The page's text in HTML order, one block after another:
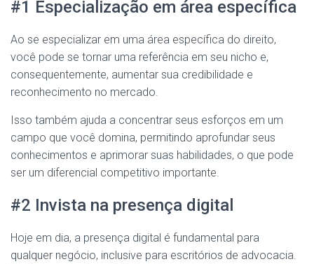
#1 Especialização em área específica
Ao se especializar em uma área específica do direito,
você pode se tornar uma referência em seu nicho e,
consequentemente, aumentar sua credibilidade e
reconhecimento no mercado.
Isso também ajuda a concentrar seus esforços em um
campo que você domina, permitindo aprofundar seus
conhecimentos e aprimorar suas habilidades, o que pode
ser um diferencial competitivo importante.
#2 Invista na presença digital
Hoje em dia, a presença digital é fundamental para
qualquer negócio, inclusive para escritórios de advocacia.